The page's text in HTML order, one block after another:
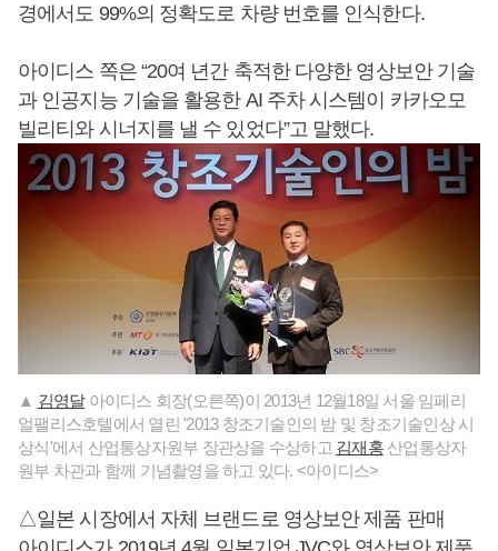
경에서도 99%의 정확도로 차량 번호를 인식한다.
아이디스 쪽은 “20여 년간 축적한 다양한 영상보안 기술
과 인공지능 기술을 활용한 AI 주차 시스템이 카카오모
빌리티와 시너지를 낼 수 있었다”고 말했다.
▲ 김영달아이디스 회장(오른쪽)이 2013년 12월18일 서울 임페리
얼팰리스호텔에서 열린 '2013 창조기술인의 밤 및 창조기술인상 시
상식'에서 산업통상자원부 장관상을 수상하고 김재홍산업통상자
원부 차관과 함께 기념촬영을 하고 있다. <아이디스>
△일본 시장에서 자체 브랜드로 영상보안 제품 판매